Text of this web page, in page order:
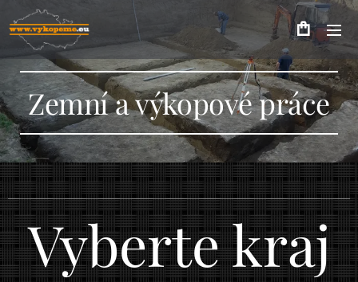
Zemní a výkopové práce
Vyberte kraj